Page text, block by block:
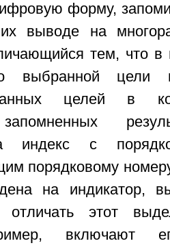
форму,
выводе на
тем, что в
выбранной цели
целей в
индекс с
порядковому
на индикатор,
отличать этот
включают